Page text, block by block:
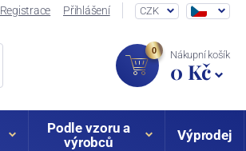
Registrace Přihlášení CZK
0 Nákupní košík
0 Kč
Podle vzoru a
výrobců
Výprodej